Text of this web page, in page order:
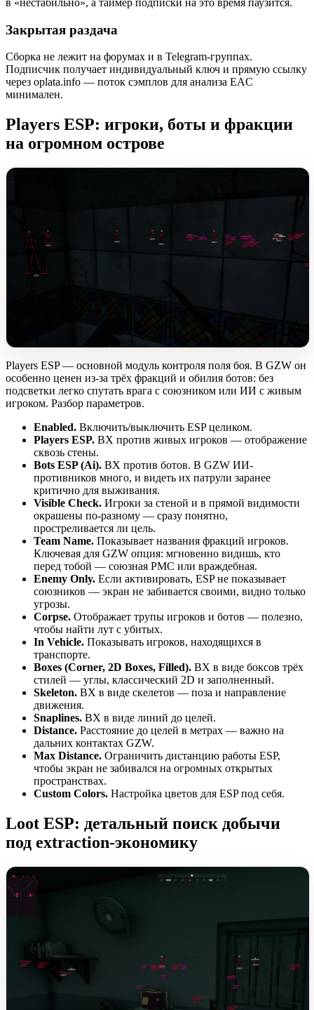
в «нестабильно», а таймер подписки на это время паузится.
Закрытая раздача
Сборка не лежит на форумах и в Telegram-группах.
Подписчик получает индивидуальный ключ и прямую ссылку
через oplata.info — поток сэмплов для анализа EAC
минимален.
Players ESP: игроки, боты и фракции
на огромном острове
Players ESP — основной модуль контроля поля боя. В GZW он
особенно ценен из-за трёх фракций и обилия ботов: без
подсветки легко спутать врага с союзником или ИИ с живым
игроком. Разбор параметров.
Enabled. Включить/выключить ESP целиком.
Players ESP. ВХ против живых игроков — отображение
сквозь стены.
Bots ESP (Ai). ВХ против ботов. В GZW ИИ-
противников много, и видеть их патрули заранее
критично для выживания.
Visible Check. Игроки за стеной и в прямой видимости
окрашены по-разному — сразу понятно,
простреливается ли цель.
Team Name. Показывает названия фракций игроков.
Ключевая для GZW опция: мгновенно видишь, кто
перед тобой — союзная PMC или враждебная.
Enemy Only. Если активировать, ESP не показывает
союзников — экран не забивается своими, видно только
угрозы.
Corpse. Отображает трупы игроков и ботов — полезно,
чтобы найти лут с убитых.
In Vehicle. Показывать игроков, находящихся в
транспорте.
Boxes (Corner, 2D Boxes, Filled). ВХ в виде боксов трёх
стилей — углы, классический 2D и заполненный.
Skeleton. ВХ в виде скелетов — поза и направление
движения.
Snaplines. ВХ в виде линий до целей.
Distance. Расстояние до целей в метрах — важно на
дальних контактах GZW.
Max Distance. Ограничить дистанцию работы ESP,
чтобы экран не забивался на огромных открытых
пространствах.
Custom Colors. Настройка цветов для ESP под себя.
Loot ESP: детальный поиск добычи
под extraction-экономику